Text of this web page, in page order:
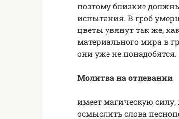
поэтому близкие
испытания. В гроб
цветы увянут так же,
материального мира в
они уже не понадобятся.
Молитва на отпевании
имеет магическую
осмыслить слова